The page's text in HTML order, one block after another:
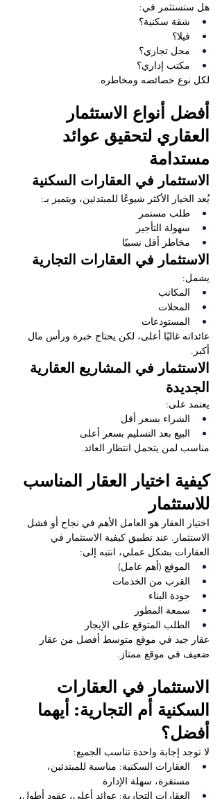
هل ستستثمر في:
شقة سكنية؟
فيلا؟
محل تجاري؟
مكتب إداري؟
لكل نوع خصائصه ومخاطره.
أفضل أنواع الاستثمار
العقاري لتحقيق عوائد
مستدامة
الاستثمار في العقارات السكنية
يُعد الخيار الأكثر شيوعًا للمبتدئين، ويتميز بـ:
طلب مستمر
سهولة التأجير
مخاطر أقل نسبيًا
الاستثمار في العقارات التجارية
يشمل:
المكاتب
المحلات
المستودعات
عائداته غالبًا أعلى، لكن يحتاج خبرة ورأس مال
أكبر.
الاستثمار في المشاريع العقارية
الجديدة
يعتمد على:
الشراء بسعر أقل
البيع بعد التسليم بسعر أعلى
مناسب لمن يتحمل انتظار العائد.
كيفية اختيار العقار المناسب
للاستثمار
اختيار العقار هو العامل الأهم في نجاح أو فشل
الاستثمار. عند تطبيق كيفية الاستثمار في
العقارات بشكل عملي، انتبه إلى:
الموقع (أهم عامل)
القرب من الخدمات
جودة البناء
سمعة المطور
الطلب المتوقع على الإيجار
عقار جيد في موقع متوسط أفضل من عقار
ضعيف في موقع ممتاز.
الاستثمار في العقارات
السكنية أم التجارية: أيهما
أفضل؟
لا توجد إجابة واحدة تناسب الجميع:
العقارات السكنية: مناسبة للمبتدئين،
مستقرة، سهلة الإدارة
العقارات التجارية: عوائد أعلى، عقود أطول،